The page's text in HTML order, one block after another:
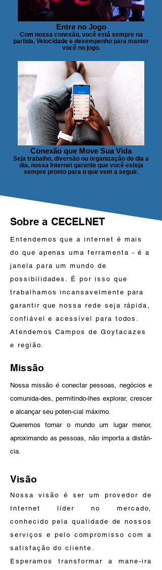
Entre no Jogo
Com nossa conexão, você está sempre na
partida. Velocidade e desempenho para manter
você no jogo.
Conexão que Move Sua Vida
Seja trabalho, diversão ou organização do dia a
dia, nossa Internet garante que você esteja
sempre pronto para o que vem a seguir.
Sobre a CECELNET
Entendemos que a internet é mais
do que apenas uma ferramenta - é a
janela para um mundo de
possibilidades. É por isso que
trabalhamos incansavelmente para
garantir que nossa rede seja rápida,
confiável e acessível para todos.
Atendemos Campos de Goytacazes
e região.
Missão
Nossa missão é conectar pessoas, negócios e
comunida-des, permitindo-lhes explorar, crescer
e alcançar seu poten-cial máximo.
Queremos tornar o mundo um lugar menor,
aproximando as pessoas, não importa a distân-
cia.
Visão
Nossa visão é ser um provedor de
Internet líder no mercado,
conhecido pela qualidade de nossos
serviços e pelo compromisso com a
satisfação do cliente.
Esperamos transformar a mane-ira